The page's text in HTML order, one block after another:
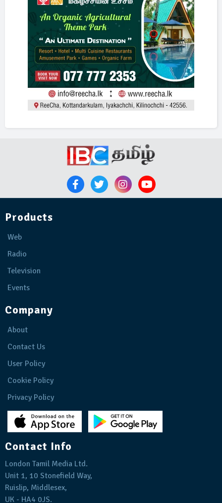
Products
Web
Radio
Television
Events
Company
About
Contact Us
User Policy
Cookie Policy
Privacy Policy
Contact Info
London Tamil Media Ltd.
Unit 1, 10 Stonefield Way,
Ruislip, Middlesex,
UK - HA4 0JS.